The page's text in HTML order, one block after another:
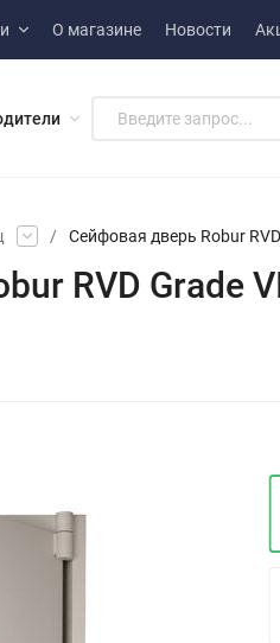
О магазине Новости
/ Сейфовая дверь Robur
RVD Grade